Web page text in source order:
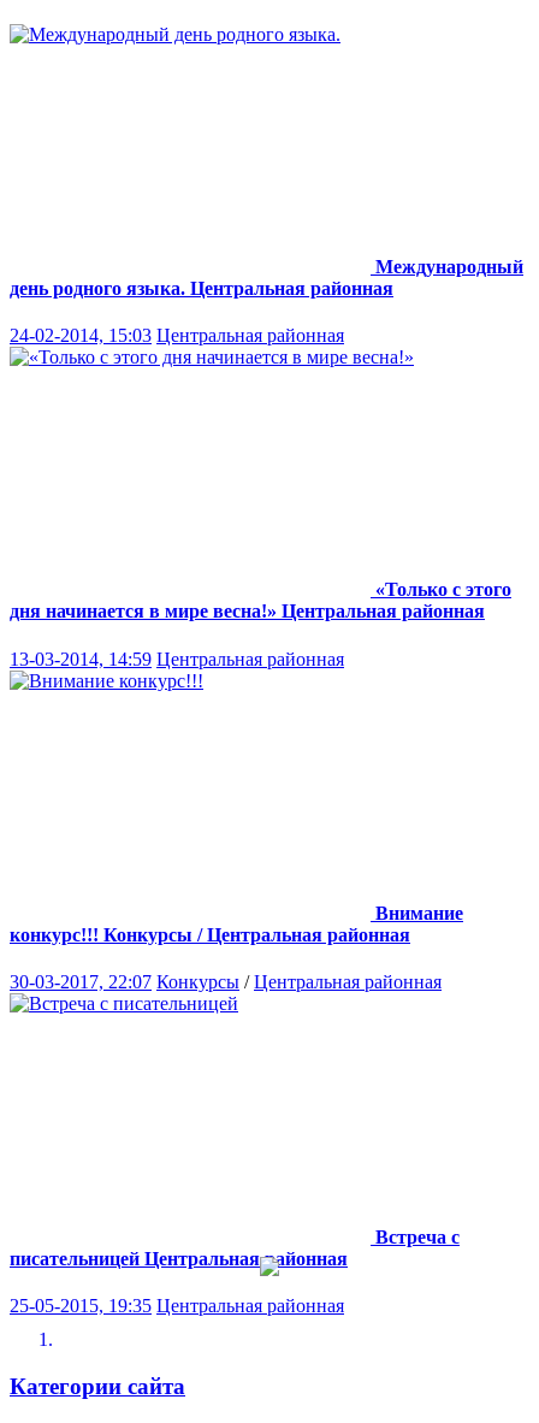
Международный
день родного языка. Центральная районная
24-02-2014, 15:03 Центральная районная
«Только с этого
дня начинается в мире весна!» Центральная районная
13-03-2014, 14:59 Центральная районная
Внимание
конкурс!!! Конкурсы / Центральная районная
30-03-2017, 22:07 Конкурсы /Центральная районная
Встреча с
писательницей Центральная районная
25-05-2015, 19:35 Центральная районная
Категории сайта